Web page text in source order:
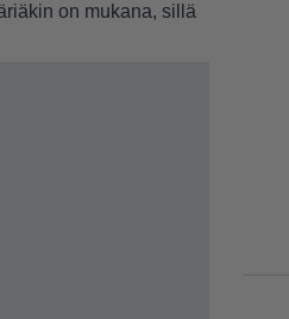
on mukana, sillä